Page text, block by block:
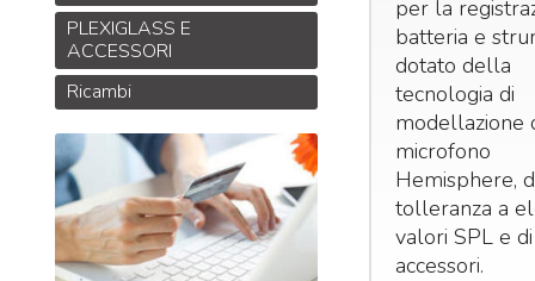
per la
batteria e
dotato della
tecnologia di
modellazione
microfono
Hemisphere,
tolleranza a
valoriSPL e
accessori.
PLEXIGLASS E
ACCESSORI
Ricambi